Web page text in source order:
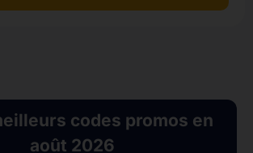
codes promos en
août 2026